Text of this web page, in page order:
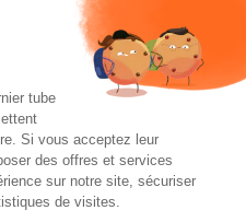
tube
Si vous acceptez leur
des offres et services
sur notre site, sécuriser
de visites.